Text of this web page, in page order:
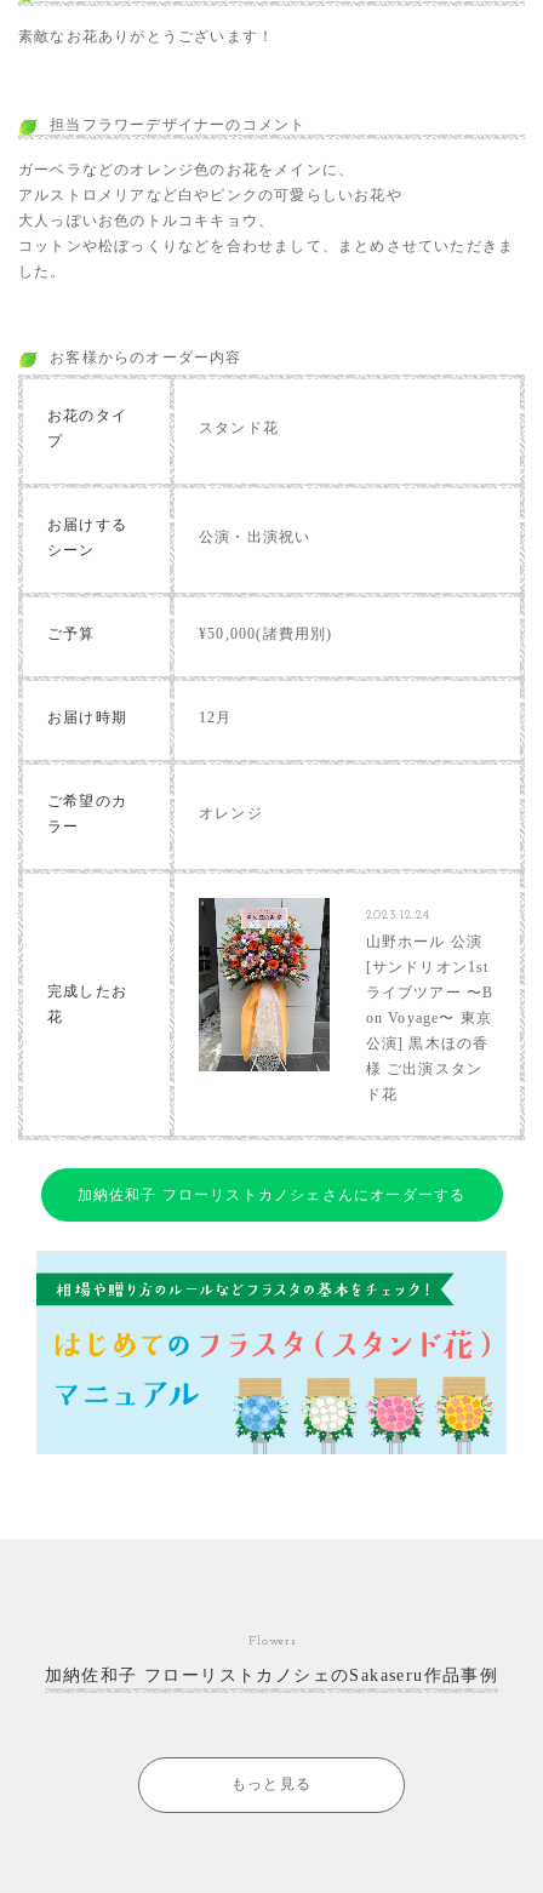
素敵なお花ありがとうございます！
担当フラワーデザイナーのコメント
ガーベラなどのオレンジ色のお花をメインに、
アルストロメリアなど白やピンクの可愛らしいお花や
大人っぽいお色のトルコキキョウ、
コットンや松ぼっくりなどを合わせまして、まとめさせていただきま
した。
お客様からのオーダー内容
お花のタイ
プ
スタンド花
お届けする
シーン
公演・出演祝い
ご予算 ¥50,000(諸費用別)
お届け時期 12月
ご希望のカ
ラー
オレンジ
完成したお
花
2023.12.24
山野ホール 公演
[サンドリオン1st
ライブツアー 〜B
on Voyage〜 東京
公演] 黒木ほの香
様 ご出演スタン
ド花
加納佐和子 フローリストカノシェさんにオーダーする
Flowers
加納佐和子 フローリストカノシェのSakaseru作品事例
もっと見る